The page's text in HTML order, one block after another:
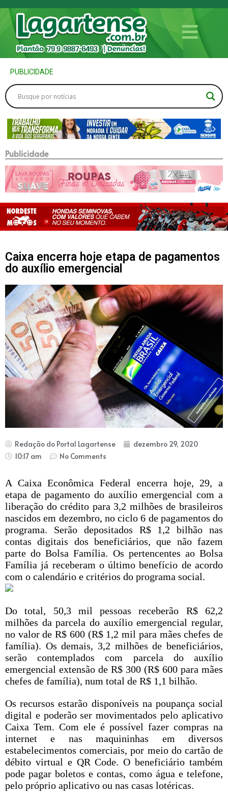
PUBLICIDADE
Publicidade
Caixa encerra hoje etapa de pagamentos
do auxílio emergencial
Redação do Portal Lagartense
dezembro 29, 2020
10:17 am
No Comments
A Caixa Econômica Federal encerra hoje, 29, a
etapa de pagamento do auxílio emergencial com a
liberação do crédito para 3,2 milhões de brasileiros
nascidos em dezembro, no ciclo 6 de pagamentos do
programa. Serão depositados R$ 1,2 bilhão nas
contas digitais dos beneficiários, que não fazem
parte do Bolsa Família. Os pertencentes ao Bolsa
Família já receberam o último benefício de acordo
com o calendário e critérios do programa social.
Do total, 50,3 mil pessoas receberão R$ 62,2
milhões da parcela do auxílio emergencial regular,
no valor de R$ 600 (R$ 1,2 mil para mães chefes de
família). Os demais, 3,2 milhões de beneficiários,
serão contemplados com parcela do auxílio
emergencial extensão de R$ 300 (R$ 600 para mães
chefes de família), num total de R$ 1,1 bilhão.
Os recursos estarão disponíveis na poupança social
digital e poderão ser movimentados pelo aplicativo
Caixa Tem. Com ele é possível fazer compras na
internet e nas maquininhas em diversos
estabelecimentos comerciais, por meio do cartão de
débito virtual e QR Code. O beneficiário também
pode pagar boletos e contas, como água e telefone,
pelo próprio aplicativo ou nas casas lotéricas.